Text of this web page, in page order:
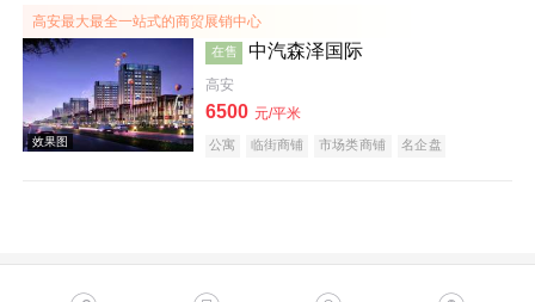
实景图
高安最大最全一站式的商贸展销中心
在售 中汽森泽国际
高安
6500 元/平米
公寓 临街商铺 市场类商铺 名企盘